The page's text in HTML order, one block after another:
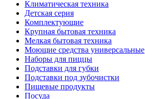
Климатическая техника
Детская серия
Комплектующие
Крупная бытовая техника
Мелкая бытовая техника
Моющие средства универсальные
Наборы для пиццы
Подставки для губки
Подставки под зубочистки
Пищевые продукты
Посуда